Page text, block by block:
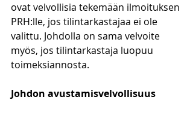
ovat velvollisia tekemään ilmoituksen
PRH:lle, jos tilintarkastajaa ei ole
valittu. Johdolla on sama velvoite
myös, jos tilintarkastaja luopuu
toimeksiannosta.
Johdon avustamisvelvollisuus